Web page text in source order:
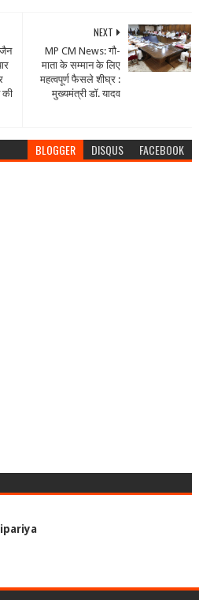
NEXT
MP CM News: गौ-
माता के सम्मान के लिए
महत्वपूर्ण फैसले शीघ्र :
मुख्यमंत्री डॉ. यादव
की
BLOGGER DISQUS FACEBOOK